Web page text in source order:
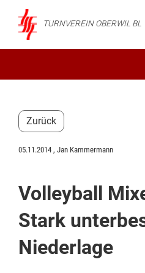
TURNVEREIN OBERWIL BL
Zurück
05.11.2014 , Jan Kammermann
Volleyball
Stark
Niederlage